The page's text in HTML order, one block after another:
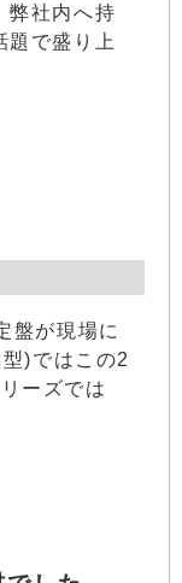
弊社内へ持
題で盛り上
盤が現場に
)ではこの2
ーズでは